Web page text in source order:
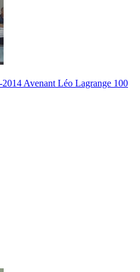
Avenant Léo Lagrange 100